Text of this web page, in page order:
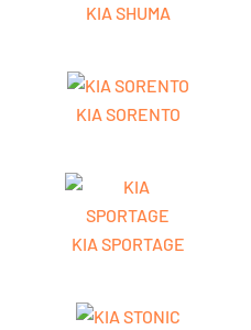
KIA SHUMA
KIA SORENTO
KIA SPORTAGE